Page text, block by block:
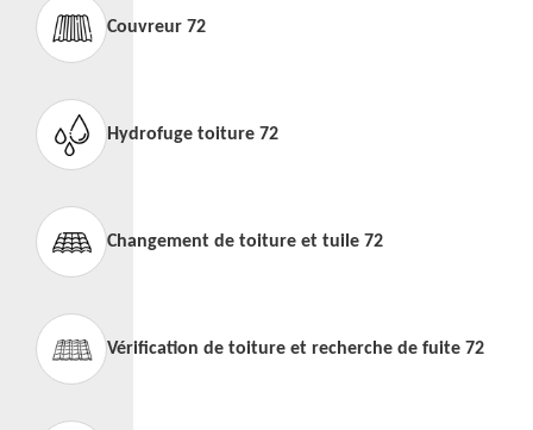
Couvreur 72
Hydrofuge toiture 72
Changement de toiture et tuile 72
Vérification de toiture et recherche de fuite 72